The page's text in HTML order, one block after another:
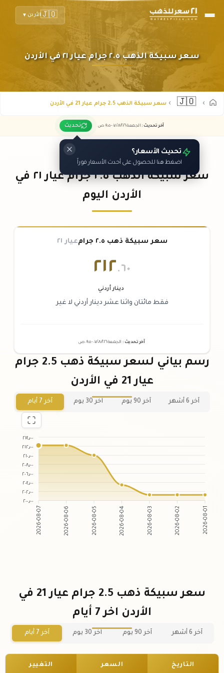
🇯🇴الأردن ▼
سعر سبيكة الذهب ٢.٥ جرام عيار ٢١ في الأردن
🇯🇴 سعر سبيكة الذهب 2.5 جرام عيار 21 في الأردن
آخر تحديث : الجمعة ٠٧ /٠٨/٢٠٢٦ - ٠٩:٠٥ ص تحديث
تحديث الأسعار؟
اضغط هنا للحصول على أحدث الأسعار فوراً
سعر سبيكة الذهب ٢.٥ جرام عيار ٢١ في
الأردن اليوم
سعر سبيكة ذهب ٢.٥ جرام عيار ٢١
٢١٢.٦٠
دينار أردني
فقط مائتان واثنا عشر دينار أردني لا غير
آخر تحديث : الجمعة ٠٧ /٠٨/٢٠٢٦ - ٠٩:٠٥ ص
رسم بياني لسعر سبيكة ذهب 2.5 جرام
عيار 21 في الأردن
آخر 6 أشهر آخر 90 يوم آخر 30 يوم آخر 7 أيام
٢١٤٫٠٠
٢١٢٫٠٠
٢١٠٫٠٠
٢٠٨٫٠٠
٢٠٦٫٠٠
٢٠٤٫٠٠
٢٠٢٫٠٠
٢٠٠٫٠٠
2026-08-07 2026-08-06 2026-08-05 2026-08-04 2026-08-03 2026-08-02 2026-08-01
سعر سبيكة ذهب 2.5 جرام عيار 21 في
الأردن اخر 7 أيام
آخر 6 أشهر آخر 90 يوم آخر 30 يوم آخر 7 أيام
التاريخ السعر التغيير